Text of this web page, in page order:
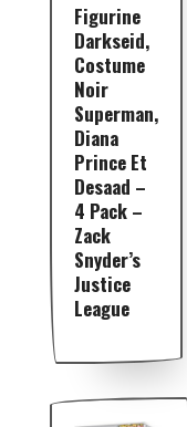
Figurine
Darkseid,
Costume
Noir
Superman,
Diana
Prince Et
Desaad –
4 Pack –
Zack
Snyder’s
Justice
League